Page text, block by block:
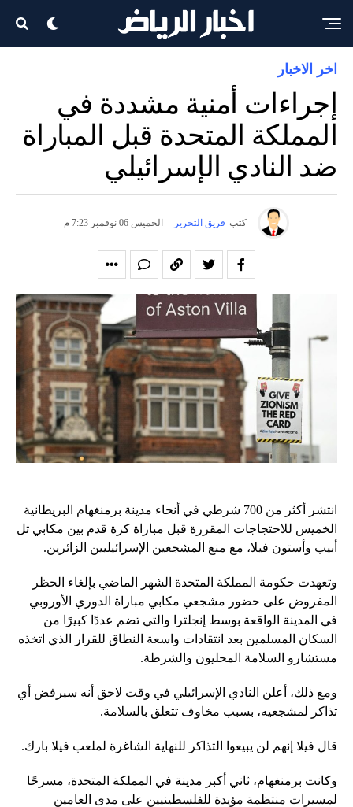
اخر الاخبار
إجراءات أمنية مشددة في
المملكة المتحدة قبل المباراة
ضد النادي الإسرائيلي
كتب فريق التحرير - الخميس 06 نوفمبر 7:23 م
انتشر أكثر من 700 شرطي في أنحاء مدينة برمنغهام البريطانية
الخميس للاحتجاجات المقررة قبل مباراة كرة قدم بين مكابي تل
أبيب وأستون فيلا، مع منع المشجعين الإسرائيليين الزائرين.
وتعهدت حكومة المملكة المتحدة الشهر الماضي بإلغاء الحظر
المفروض على حضور مشجعي مكابي مباراة الدوري الأوروبي
في المدينة الواقعة بوسط إنجلترا والتي تضم عددًا كبيرًا من
السكان المسلمين بعد انتقادات واسعة النطاق للقرار الذي اتخذه
مستشارو السلامة المحليون والشرطة.
ومع ذلك، أعلن النادي الإسرائيلي في وقت لاحق أنه سيرفض أي
تذاكر لمشجعيه، بسبب مخاوف تتعلق بالسلامة.
قال فيلا إنهم لن يبيعوا التذاكر للنهاية الشاغرة لملعب فيلا بارك.
وكانت برمنغهام، ثاني أكبر مدينة في المملكة المتحدة، مسرحًا
لمسيرات منتظمة مؤيدة للفلسطينيين على مدى العامين